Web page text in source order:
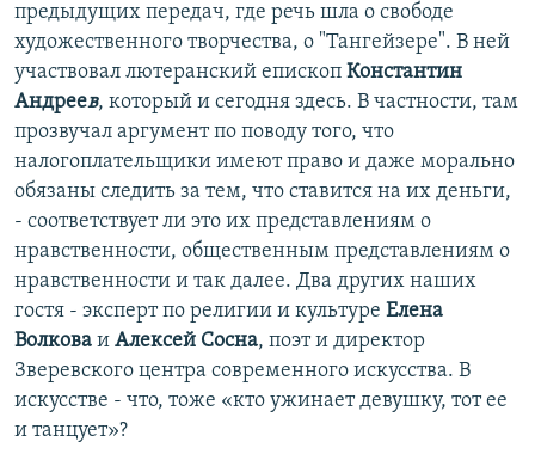
предыдущих передач, где речь шла о свободе
художественного творчества, о "Тангейзере". В ней
участвовал лютеранский епископ Константин
Андреев, который и сегодня здесь. В частности, там
прозвучал аргумент по поводу того, что
налогоплательщики имеют право и даже морально
обязаны следить за тем, что ставится на их деньги,
- соответствует ли это их представлениям о
нравственности, общественным представлениям о
нравственности и так далее. Два других наших
гостя - эксперт по религии и культуре Елена
Волкова и Алексей Сосна, поэт и директор
Зверевского центра современного искусства. В
искусстве - что, тоже «кто ужинает девушку, тот ее
и танцует»?